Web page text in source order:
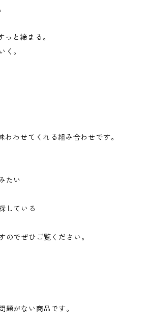
と締まる。
く。
わせてくれる組み合わせです。
たい
している
でぜひご覧ください。
がない商品です。